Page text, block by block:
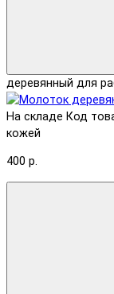
деревянный для
На складе Код
кожей
400 р.